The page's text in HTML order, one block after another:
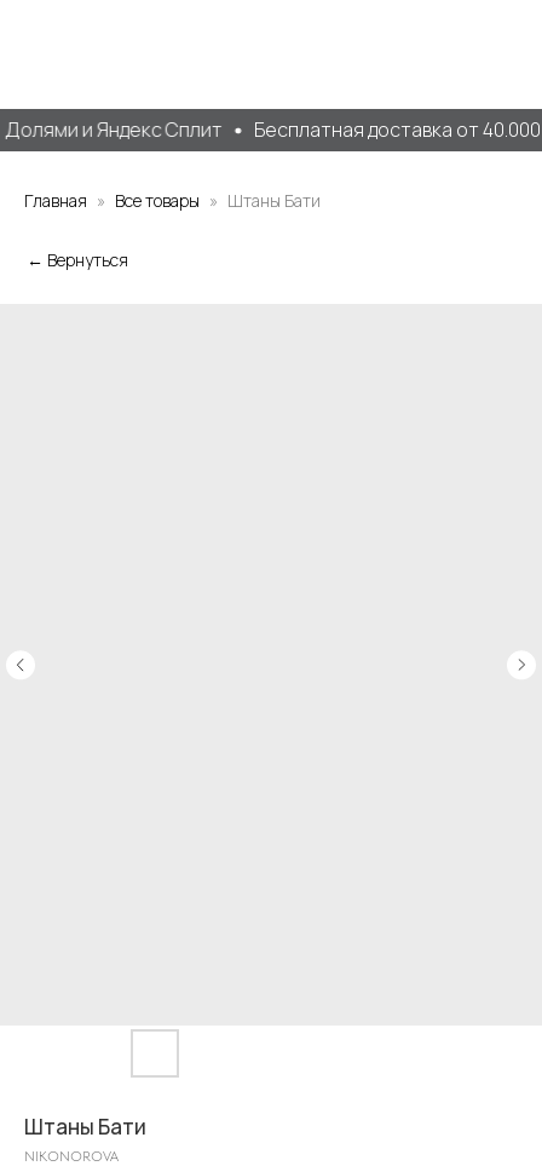
и Яндекс Сплит Бесплатная доставка от 40.000
Главная Все товары Штаны Бати
← Вернуться
Штаны Бати
NIKONOROVA